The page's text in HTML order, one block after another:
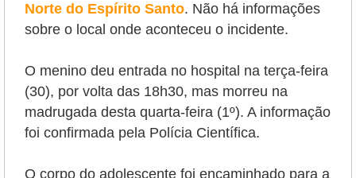
Norte do Espírito Santo. Não há informações
sobre o local onde aconteceu o incidente.
O menino deu entrada no hospital na terça-feira
(30), por volta das 18h30, mas morreu na
madrugada desta quarta-feira (1º). A informação
foi confirmada pela Polícia Científica.
O corpo do adolescente foi encaminhado para a